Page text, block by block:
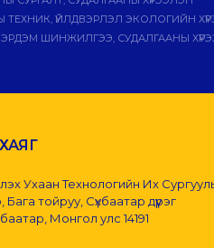
ТЕХНИК, ҮЙЛДВЭРЛЭЛ ЭКОЛОГИЙН
ЭРДЭМ ШИНЖИЛГЭЭ, СУДАЛГААНЫ
Ухаан Технологийн Их
тойруу, Сүхбаатар дүүрэг
Монгол улс 14191